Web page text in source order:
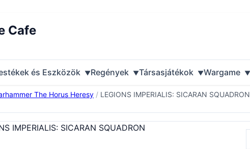
és Eszközök Regények Társasjátékok Wargame
The Horus Heresy / LEGIONS IMPERIALIS: SICARAN SQUADRON